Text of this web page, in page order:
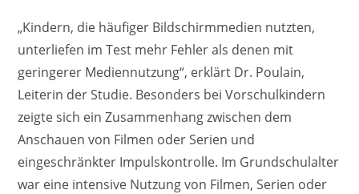
„Kindern, die häufiger Bildschirmmedien nutzten,
unterliefen im Test mehr Fehler als denen mit
geringerer Mediennutzung“, erklärt Dr. Poulain,
Leiterin der Studie. Besonders bei Vorschulkindern
zeigte sich ein Zusammenhang zwischen dem
Anschauen von Filmen oder Serien und
eingeschränkter Impulskontrolle. Im Grundschulalter
war eine intensive Nutzung von Filmen, Serien oder